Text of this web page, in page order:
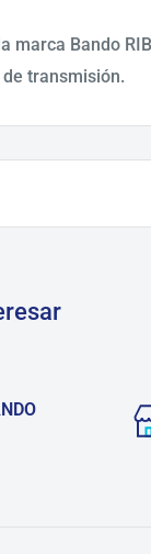
marca Bando
transmisión.